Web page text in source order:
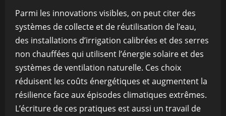
Parmi les innovations visibles, on peut citer des
systèmes de collecte et de réutilisation de l’eau,
des installations d’irrigation calibrées et des serres
non chauffées qui utilisent l’énergie solaire et des
systèmes de ventilation naturelle. Ces choix
réduisent les coûts énergétiques et augmentent la
résilience face aux épisodes climatiques extrêmes.
L’écriture de ces pratiques est aussi un travail de